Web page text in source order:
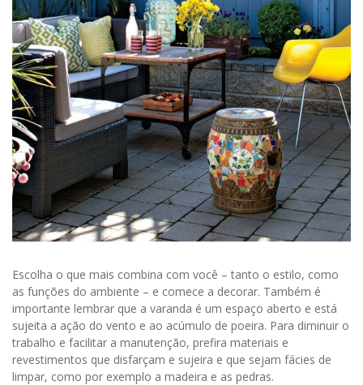
Escolha o que mais combina com você – tanto o estilo, como
as funções do ambiente – e comece a decorar. Também é
importante lembrar que a varanda é um espaço aberto e está
sujeita a ação do vento e ao acúmulo de poeira. Para diminuir o
trabalho e facilitar a manutenção, prefira materiais e
revestimentos que disfarçam e sujeira e que sejam fácies de
limpar, como por exemplo a madeira e as pedras.